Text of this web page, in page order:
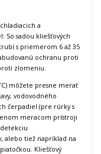
a
So sadou kliešťových
s priemerom 6 až 35
ochranu proti
zlomeniu.
môžete presne merať
vodovodného
čerpadiel (pre rúrky s
meracom prístroji
alebo tiež napríklad na
Kliešťový